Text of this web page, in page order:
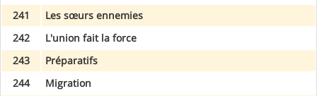
241
Les sœurs ennemies
242
L'union fait la force
243
Préparatifs
244
Migration